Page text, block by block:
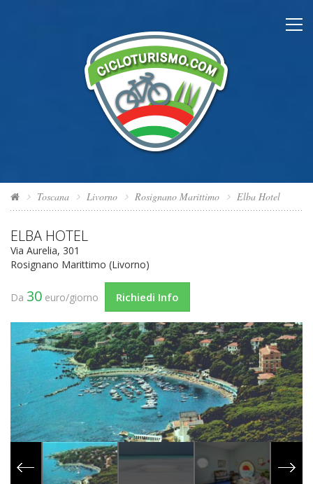
Toscana Livorno Rosignano Marittimo Elba Hotel
ELBA HOTEL
Via Aurelia, 301
Rosignano Marittimo (Livorno)
Da 30 euro/giorno Richiedi Info